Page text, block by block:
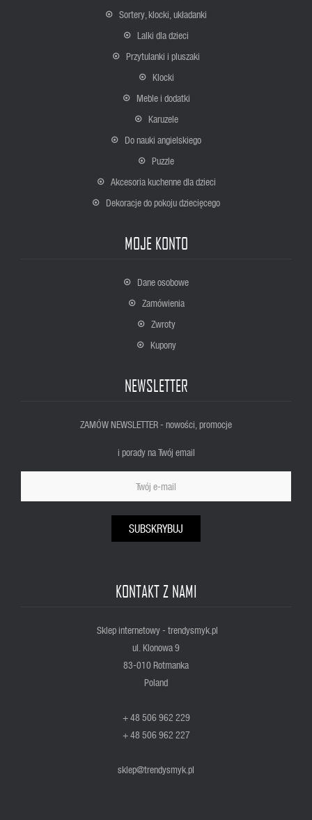
Sortery, klocki, układanki
Lalki dla dzieci
Przytulanki i pluszaki
Klocki
Meble i dodatki
Karuzele
Do nauki angielskiego
Puzzle
Akcesoria kuchenne dla dzieci
Dekoracje do pokoju dziecięcego
MOJE KONTO
Dane osobowe
Zamówienia
Zwroty
Kupony
NEWSLETTER
ZAMÓW NEWSLETTER - nowości, promocje
i porady na Twój email
SUBSKRYBUJ
KONTAKT Z NAMI
Sklep internetowy - trendysmyk.pl
ul. Klonowa 9
83-010 Rotmanka
Poland
+ 48 506 962 229
+ 48 506 962 227
sklep@trendysmyk.pl